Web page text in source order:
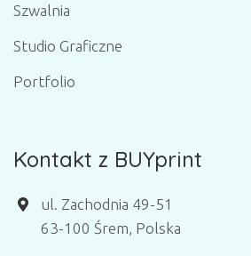
Szwalnia
Studio Graficzne
Portfolio
Kontakt z BUYprint
ul. Zachodnia 49-51
63-100 Śrem, Polska